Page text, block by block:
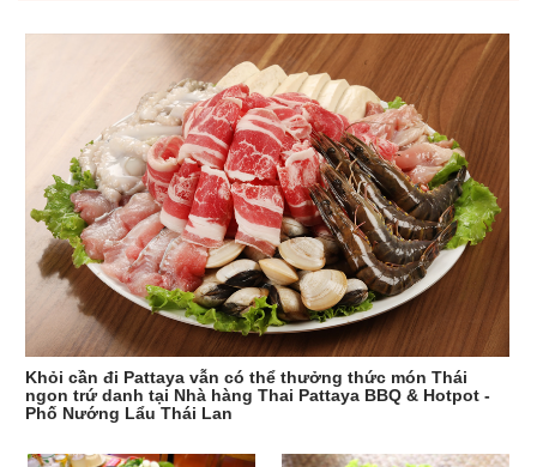
Khỏi cần đi Pattaya vẫn có thể thưởng thức món Thái
ngon trứ danh tại Nhà hàng Thai Pattaya BBQ & Hotpot -
Phố Nướng Lẩu Thái Lan